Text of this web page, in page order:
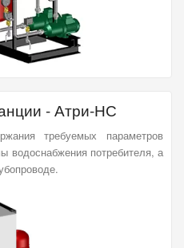
- Атри-НС
требуемых параметров
водоснабжения потребителя, а